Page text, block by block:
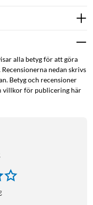
alla betyg för att göra
nedan skrivs
Betyg och recensioner
villkor för publicering här